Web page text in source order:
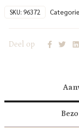
SKU: 96372
Deel op